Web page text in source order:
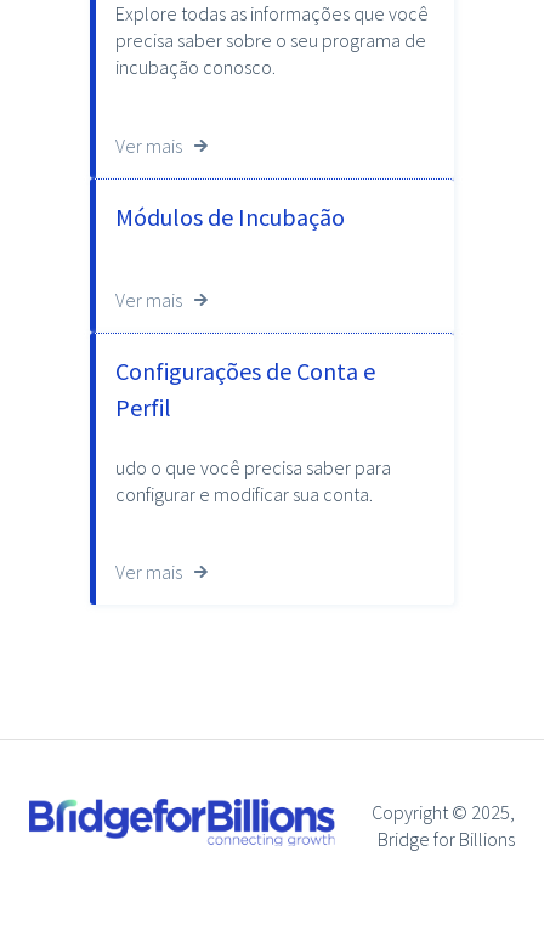
Explore todas as informações que você
precisa saber sobre o seu programa de
incubação conosco.
Ver mais
Módulos de Incubação
Ver mais
Configurações de Conta e
Perfil
udo o que você precisa saber para
configurar e modificar sua conta.
Ver mais
Copyright © 2025,
Bridge for Billions